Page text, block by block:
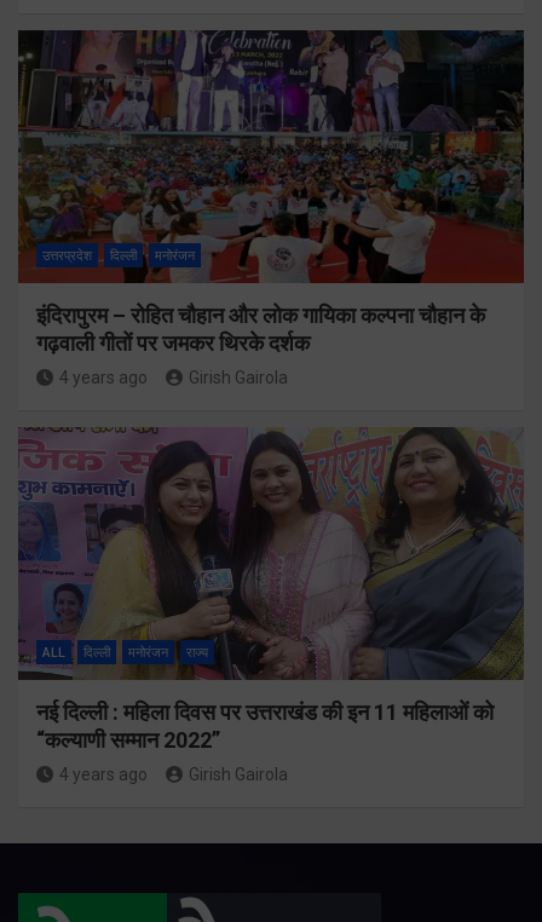
उत्तरप्रदेश दिल्ली मनोरंजन
इंदिरापुरम – रोहित चौहान और लोक गायिका कल्पना चौहान के
गढ़वाली गीतों पर जमकर थिरके दर्शक
4 years ago Girish Gairola
ALL दिल्ली मनोरंजन राज्य
नई दिल्ली : महिला दिवस पर उत्तराखंड की इन 11 महिलाओं को
“कल्याणी सम्मान 2022”
4 years ago Girish Gairola